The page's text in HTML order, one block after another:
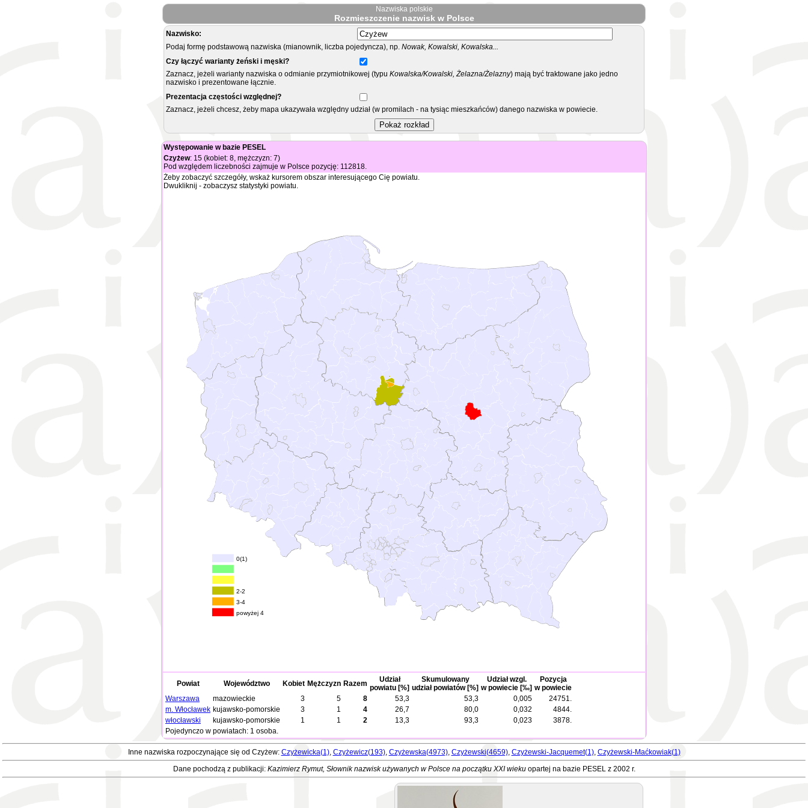
Nazwiska polskie
Rozmieszczenie nazwisk w Polsce
Nazwisko:
Podaj formę podstawową nazwiska (mianownik, liczba pojedyncza), np. Nowak, Kowalski, Kowalska...
Czy łączyć warianty żeński i męski?
Zaznacz, jeżeli warianty nazwiska o odmianie przymiotnikowej (typu Kowalska/Kowalski, Żelazna/Żelazny) mają być traktowane jako jedno
nazwisko i prezentowane łącznie.
Prezentacja częstości względnej?
Zaznacz, jeżeli chcesz, żeby mapa ukazywała względny udział (w promilach - na tysiąc mieszkańców) danego nazwiska w powiecie.
Występowanie w bazie PESEL
Czyżew: 15 (kobiet: 8, mężczyzn: 7)
Pod względem liczebności zajmuje w Polsce pozycję: 112818.
Żeby zobaczyć szczegóły, wskaż kursorem obszar interesującego Cię powiatu.
Dwukliknij - zobaczysz statystyki powiatu.
0(1)
2-2
3-4
powyżej 4
Powiat Województwo Kobiet Mężczyzn Razem
Udział
powiatu [%]
Skumulowany
udział powiatów [%]
Udział wzgl.
w powiecie [‰]
Pozycja
w powiecie
Warszawa
mazowieckie 3 5 8 53,3 53,3 0,005
24751.
m. Włocławek kujawsko-pomorskie 3 1 4 26,7 80,0 0,032
4844.
włocławski
kujawsko-pomorskie 1 1 2 13,3 93,3 0,023
3878.
Pojedynczo w powiatach: 1 osoba.
Inne nazwiska rozpoczynające się od Czyżew: Czyżewicka(1), Czyżewicz(193), Czyżewska(4973), Czyżewski(4659), Czyżewski-Jacquemet(1), Czyżewski-Maćkowiak(1)
Dane pochodzą z publikacji: Kazimierz Rymut, Słownik nazwisk używanych w Polsce na początku XXI wiekuopartej na bazie PESEL z 2002 r.